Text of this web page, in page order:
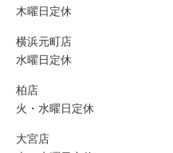
木曜日定休
横浜元町店
水曜日定休
柏店
火・水曜日定休
大宮店